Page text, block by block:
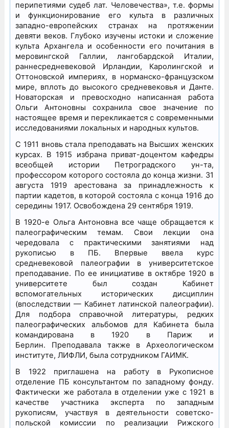
перипетиями судеб лат. Человечества», т.е. формы
и функционирование его культа в различных
западно-европейских странах на протяжении
девяти веков. Глубоко изучены истоки и сложение
культа Архангела и особенности его почитания в
меровингской Галлии, лангобардской Италии,
раннесредневековой Ирландии, Каролингской и
Оттоновской империях, в норманско-французском
мире, вплоть до высокого средневековья и Данте.
Новаторская и превосходно написанная работа
Ольги Антоновны сохранила свое значение по
настоящее время и перекликается с современными
исследованиями локальных и народных культов.
С 1911 вновь стала преподавать на Высших женских
курсах. В 1915 избрана приват-доцентом кафедры
всеобщей истории Петроградского ун-та,
профессором которого состояла до конца жизни. 31
августа 1919 арестована за принадлежность к
партии кадетов, в которой состояла с конца 1916 до
середины 1917. Освобождена 29 сентября 1919.
В 1920-е Ольга Антоновна все чаще обращается к
палеографическим темам. Свои лекции она
чередовала с практическими занятиями над
рукописью в ПБ. Впервые ввела курс
средневековой палеографии в университетское
преподавание. По ее инициативе в октябре 1920 в
университете был создан Кабинет
вспомогательных исторических дисциплин
(впоследствии — Кабинет латинской палеографии).
Для подбора справочной литературы, редких
палеографических альбомов для Кабинета была
командирована в 1920 в Париж и
Берлин. Преподавала также в Археологическом
институте, ЛИФЛИ, была сотрудником ГАИМК.
В 1922 приглашена на работу в Рукописное
отделение ПБ консультантом по западному фонду.
Фактически же работала в отделении уже с 1921 в
качестве участника эксперта по западным
рукописям, участвуя в деятельности советско-
польской комиссии по реализации Рижского